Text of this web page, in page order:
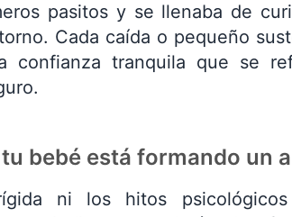
pasitos y se llenaba de
Cada caída o pequeño
confianza tranquila que se
bebé está formando un
ni los hitos psicológicos